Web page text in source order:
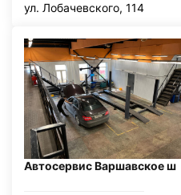
ул. Лобачевского, 114
Автосервис Варшавское ш